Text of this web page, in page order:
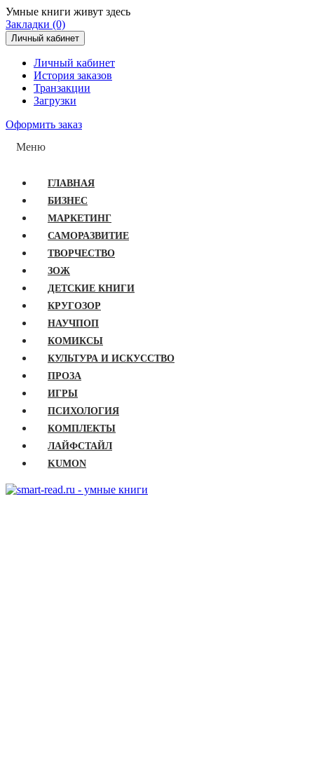
Умные книги живут здесь
Закладки (0)
Личный кабинет
Личный кабинет
История заказов
Транзакции
Загрузки
Оформить заказ
Меню
ГЛАВНАЯ
БИЗНЕС
МАРКЕТИНГ
САМОРАЗВИТИЕ
ТВОРЧЕСТВО
ЗОЖ
ДЕТСКИЕ КНИГИ
КРУГОЗОР
НАУЧПОП
КОМИКСЫ
КУЛЬТУРА И ИСКУССТВО
ПРОЗА
ИГРЫ
ПСИХОЛОГИЯ
КОМПЛЕКТЫ
ЛАЙФСТАЙЛ
KUMON